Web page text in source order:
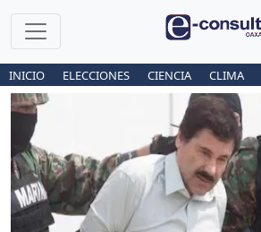
INICIO ELECCIONES CIENCIA CLIMA